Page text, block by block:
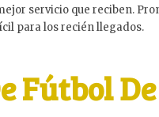
servicio que reciben.
para los recién llegados.
Fútbol